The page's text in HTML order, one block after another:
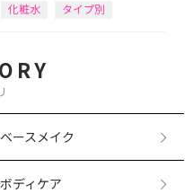
化粧水 タイプ別
ベースメイク
ボディケア